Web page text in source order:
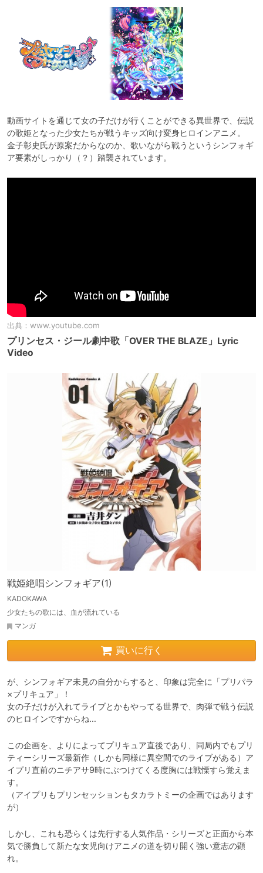
動画サイトを通じて女の子だけが行くことができる異世界で、伝説
の歌姫となった少女たちが戦うキッズ向け変身ヒロインアニメ。
金子彰史氏が原案だからなのか、歌いながら戦うというシンフォギ
ア要素がしっかり（？）踏襲されています。
出典： www.youtube.com
プリンセス・ジール劇中歌「OVER THE BLAZE」Lyric
Video
戦姫絶唱シンフォギア(1)
KADOKAWA
少女たちの歌には、血が流れている
マンガ
買いに行く
が、シンフォギア未見の自分からすると、印象は完全に「プリパラ
×プリキュア」！
女の子だけが入れてライブとかもやってる世界で、肉弾で戦う伝説
のヒロインですからね…
この企画を、よりによってプリキュア直後であり、同局内でもプリ
ティーシリーズ最新作（しかも同様に異空間でのライブがある）ア
イプリ直前のニチアサ9時にぶつけてくる度胸には戦慄すら覚えま
す。
（アイプリもプリンセッションもタカラトミーの企画ではあります
が）
しかし、これも恐らくは先行する人気作品・シリーズと正面から本
気で勝負して新たな女児向けアニメの道を切り開く強い意志の顕
れ。